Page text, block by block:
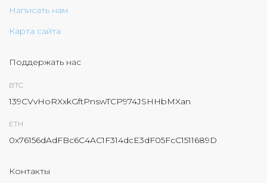
Написать нам
Карта сайта
Поддержать нас
BTC
139CVvHoRXxkGftPnswTCP974JSHHbMXan
ETH
0x76156dAdFBc6C4AC1F314dcE3dF05FcC1511689D
Контакты